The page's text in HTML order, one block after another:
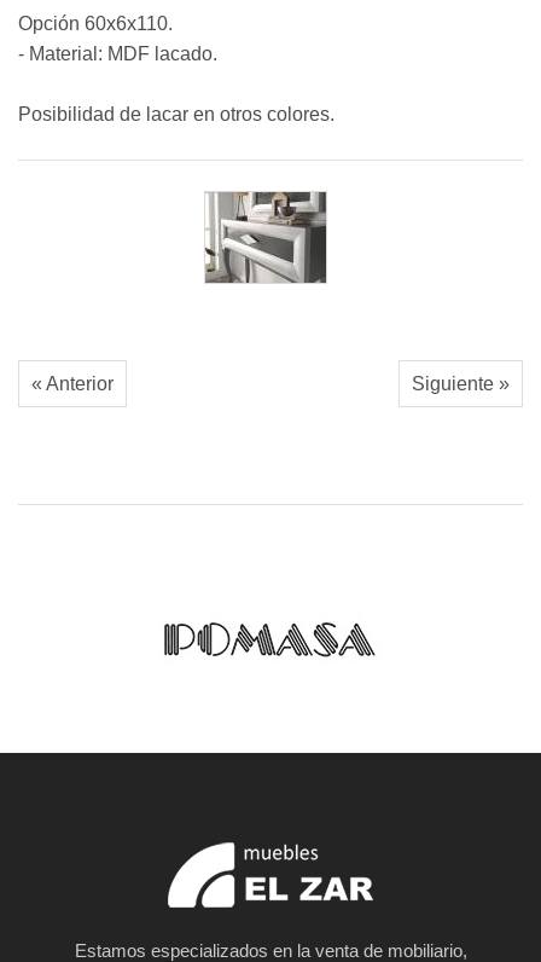
Opción 60x6x110.
- Material: MDF lacado.
Posibilidad de lacar en otros colores.
« Anterior Siguiente »
Estamos especializados en la venta de mobiliario,